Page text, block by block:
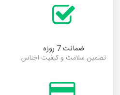
ضمانت 7 روزه
تضمین سلامت و کیفیت اجناس